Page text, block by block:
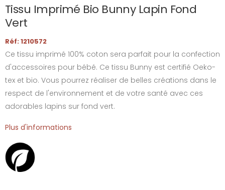
Tissu Imprimé Bio Bunny Lapin Fond
Vert
Réf: 1210572
Ce tissu imprimé 100% coton sera parfait pour la confection
d'accessoires pour bébé. Ce tissu Bunny est certifié Oeko-
tex et bio. Vous pourrez réaliser de belles créations dans le
respect de l'environnement et de votre santé avec ces
adorables lapins sur fond vert.
Plus d'informations